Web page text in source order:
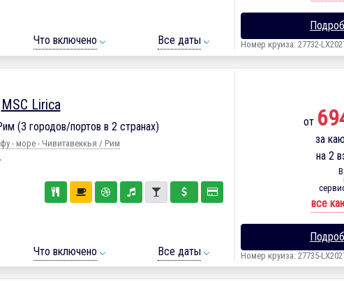
Что включено Все даты Номер круиза: 27732-
MSC Lirica
(3 городов/портов в 2 странах)
- море - Чивитавеккья / Рим
Что включено Все даты
от
за
на 2
все
Номер круиза: 27735-